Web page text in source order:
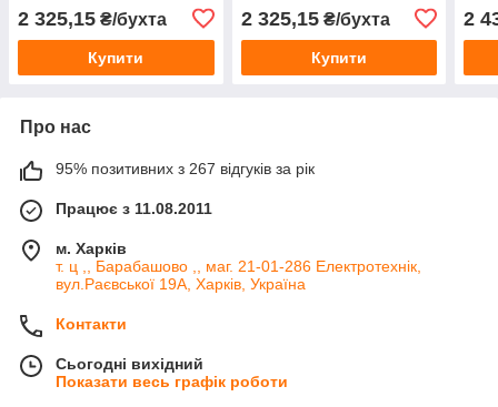
2 325,15 ₴/бухта
Купити
2 325,15₴/бухта
Купити
2
Про нас
95% позитивних з 267 відгуків за рік
Працює з 11.08.2011
м. Харків
т. ц ,, Барабашово ,, маг. 21-01-286 Електротехнік,
вул.Раєвської 19А, Харків, Україна
Контакти
Сьогодні вихідний
Показати весь графік роботи